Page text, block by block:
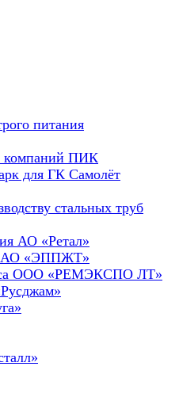
питания
компаний ПИК
для ГК Самолёт
стальных труб
АО «Ретал»
АО «ЭППЖТ»
ООО «РЕМЭКСПО ЛТ»